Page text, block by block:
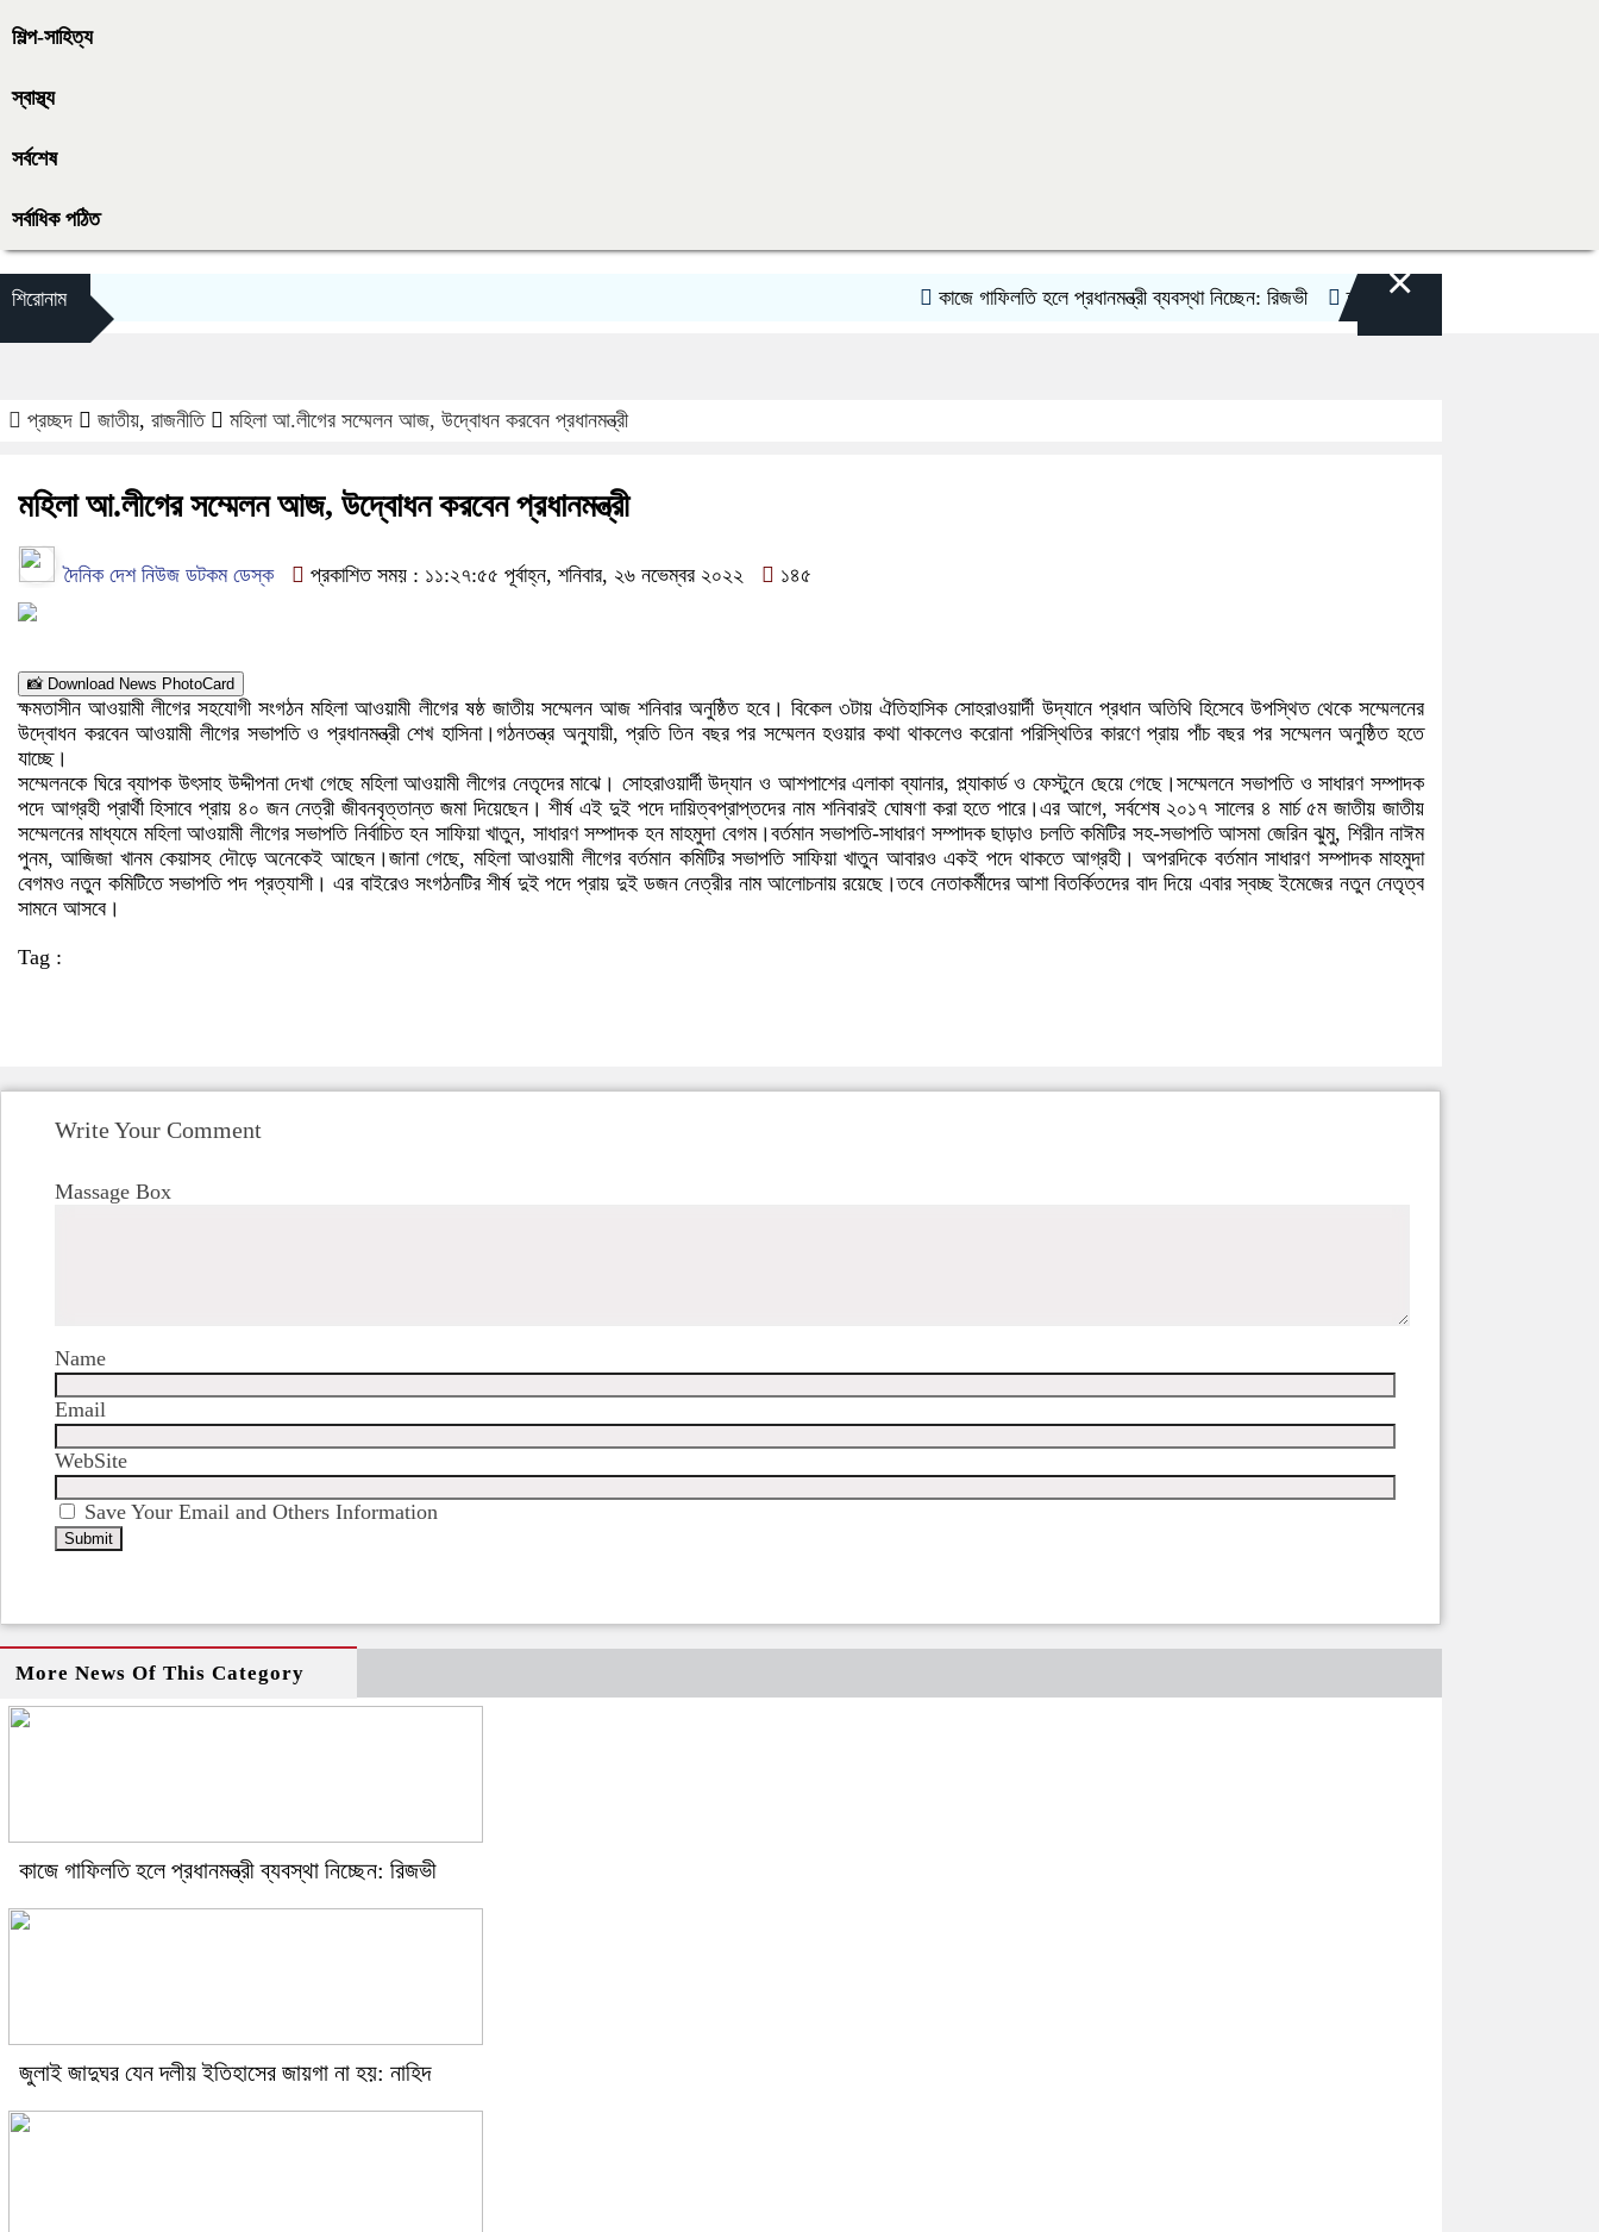
শিল্প-সাহিত্য
স্বাস্থ্য
সর্বশেষ
সর্বাধিক পঠিত
শিরোনাম কাজে গাফিলতি হলে প্রধানমন্ত্রী ব্যবস্থা নিচ্ছেন: রিজভী তনু হত্যা মামলায় ফের গ্রেপ্তার সাবেক সেনা
×
প্রচ্ছদ জাতীয়, রাজনীতি মহিলা আ.লীগের সম্মেলন আজ, উদ্বোধন করবেন প্রধানমন্ত্রী
মহিলা আ.লীগের সম্মেলন আজ, উদ্বোধন করবেন প্রধানমন্ত্রী
দৈনিক দেশ নিউজ ডটকম ডেস্ক প্রকাশিত সময় : ১১:২৭:৫৫ পূর্বাহ্ন, শনিবার, ২৬ নভেম্বর ২০২২ ১৪৫
📸 Download News PhotoCard
ক্ষমতাসীন আওয়ামী লীগের সহযোগী সংগঠন মহিলা আওয়ামী লীগের ষষ্ঠ জাতীয় সম্মেলন আজ শনিবার অনুষ্ঠিত হবে। বিকেল ৩টায় ঐতিহাসিক সোহরাওয়ার্দী উদ্যানে প্রধান অতিথি হিসেবে উপস্থিত থেকে সম্মেলনের
উদ্বোধন করবেন আওয়ামী লীগের সভাপতি ও প্রধানমন্ত্রী শেখ হাসিনা।গঠনতন্ত্র অনুযায়ী, প্রতি তিন বছর পর সম্মেলন হওয়ার কথা থাকলেও করোনা পরিস্থিতির কারণে প্রায় পাঁচ বছর পর সম্মেলন অনুষ্ঠিত হতে
যাচ্ছে।
সম্মেলনকে ঘিরে ব্যাপক উৎসাহ উদ্দীপনা দেখা গেছে মহিলা আওয়ামী লীগের নেতৃদের মাঝে। সোহরাওয়ার্দী উদ্যান ও আশপাশের এলাকা ব্যানার, প্ল্যাকার্ড ও ফেস্টুনে ছেয়ে গেছে।সম্মেলনে সভাপতি ও সাধারণ সম্পাদক
পদে আগ্রহী প্রার্থী হিসাবে প্রায় ৪০ জন নেত্রী জীবনবৃত্তান্ত জমা দিয়েছেন। শীর্ষ এই দুই পদে দায়িত্বপ্রাপ্তদের নাম শনিবারই ঘোষণা করা হতে পারে।এর আগে, সর্বশেষ ২০১৭ সালের ৪ মার্চ ৫ম জাতীয় জাতীয়
সম্মেলনের মাধ্যমে মহিলা আওয়ামী লীগের সভাপতি নির্বাচিত হন সাফিয়া খাতুন, সাধারণ সম্পাদক হন মাহমুদা বেগম।বর্তমান সভাপতি-সাধারণ সম্পাদক ছাড়াও চলতি কমিটির সহ-সভাপতি আসমা জেরিন ঝুমু, শিরীন নাঈম
পুনম, আজিজা খানম কেয়াসহ দৌড়ে অনেকেই আছেন।জানা গেছে, মহিলা আওয়ামী লীগের বর্তমান কমিটির সভাপতি সাফিয়া খাতুন আবারও একই পদে থাকতে আগ্রহী। অপরদিকে বর্তমান সাধারণ সম্পাদক মাহমুদা
বেগমও নতুন কমিটিতে সভাপতি পদ প্রত্যাশী। এর বাইরেও সংগঠনটির শীর্ষ দুই পদে প্রায় দুই ডজন নেত্রীর নাম আলোচনায় রয়েছে।তবে নেতাকর্মীদের আশা বিতর্কিতদের বাদ দিয়ে এবার স্বচ্ছ ইমেজের নতুন নেতৃত্ব
সামনে আসবে।
Tag :
Write Your Comment
Massage Box
Name
Email
WebSite
Save Your Email and Others Information
More News Of This Category
কাজে গাফিলতি হলে প্রধানমন্ত্রী ব্যবস্থা নিচ্ছেন: রিজভী
জুলাই জাদুঘর যেন দলীয় ইতিহাসের জায়গা না হয়: নাহিদ